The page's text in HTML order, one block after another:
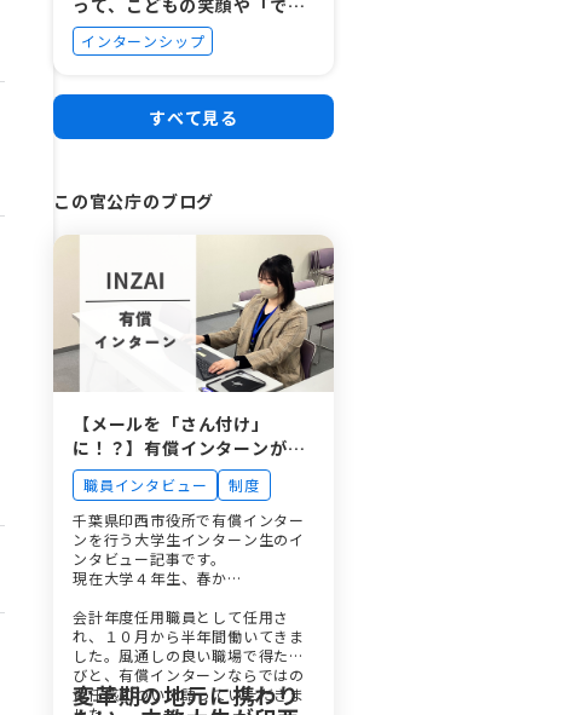
って、こどもの笑顔や「でき
た！」の瞬間を共有してみま
せんか～
インターンシップ
すべて見る
この官公庁のブログ
【メールを「さん付け」
に！？】有償インターンが市
長に直訴！学生ならではの視
点で「お役所仕事」を変え
る、印西市役所DXプロジェク
トのリアル
職員インタビュー
制度
千葉県印西市役所で有償インター
ンを行う大学生インターン生のイ
ンタビュー記事です。
現在大学４年生、春か…
会計年度任用職員として任用さ
れ、１０月から半年間働いてきま
した。風通しの良い職場で得た学
びと、有償インターンならではの
責任感について語っていただきま
変革期の地元に携わり